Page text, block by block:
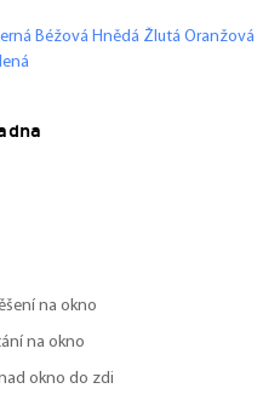
Béžová Hnědá Žlutá Oranžová
na okno
na okno
okno do zdi